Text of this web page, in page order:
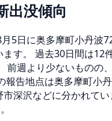
出没傾向
5日に奥多摩町小丹波
す。 過去30日間は12
前週より少ないものの
報告地点は奥多摩町小
深沢などに分かれて